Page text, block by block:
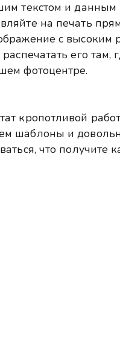
текстом и
на печать
с высоким
его там,
фотоцентре.
кропотливой
шаблоны и
что получите